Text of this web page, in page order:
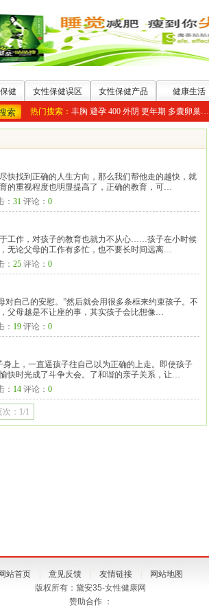
健 女性保健误区 女性保健产品 健康生活
热门搜索： 丰胸 避孕 400 外阴 更年期 多囊卵巢…
快找到正确的人生方向，那么我们帮他走的越快，就
的重视程度也明显提高了，正确的教育，可…
： 31 评论： 0
工作，对孩子的教育也就力不从心……孩子在小时候
无论父母的工作有多忙，也不要长时间远离…
： 25 评论： 0
自己的安慰。”然后就会用很多条框来约束孩子。不
父母越是不让座的事，其实孩子会比想像…
： 19 评论： 0
上，一直逼孩子往自己以为正确的上走。即使孩子
快时光成了斗争大会。了和谐的亲子关系，让…
： 14 评论： 0
次：1/1
网站首页 意见反馈 友情链接
网站地图
版权所有：黛安35-女性健康网
赞助合作 ：